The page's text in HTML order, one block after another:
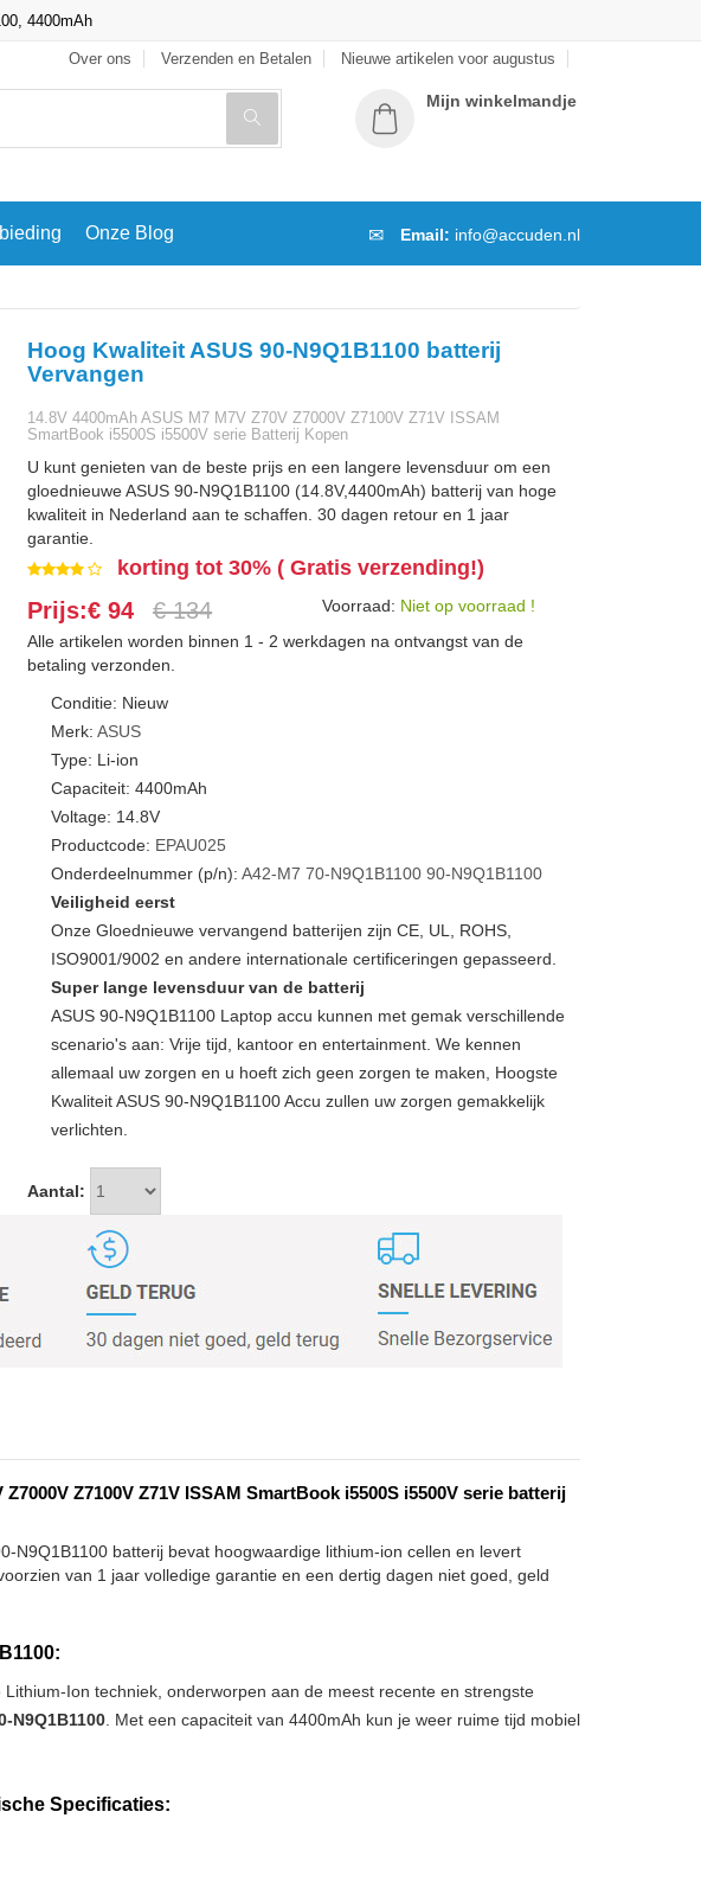
4400mAh
Over ons Verzenden en Betalen Nieuwe artikelen voor augustus
Mijn winkelmandje
Onze Blog Email: info@accuden.nl
Hoog Kwaliteit ASUS 90-N9Q1B1100 batterij
Vervangen
14.8V 4400mAh ASUS M7 M7V Z70V Z7000V Z7100V Z71V ISSAM
SmartBook i5500S i5500V serie Batterij Kopen
U kunt genieten van de beste prijs en een langere levensduur om een
gloednieuwe ASUS 90-N9Q1B1100 (14.8V,4400mAh) batterij van hoge
kwaliteit in Nederland aan te schaffen. 30 dagen retour en 1 jaar
garantie.
korting tot 30% ( Gratis verzending!)
Prijs:€ 94 € 134 Voorraad: Niet op voorraad !
Alle artikelen worden binnen 1 - 2 werkdagen na ontvangst van de
betaling verzonden.
Conditie: Nieuw
Merk:ASUS
Type: Li-ion
Capaciteit: 4400mAh
Voltage: 14.8V
Productcode: EPAU025
Onderdeelnummer (p/n):A42-M7 70-N9Q1B1100 90-N9Q1B1100
Veiligheid eerst
Onze Gloednieuwe vervangend batterijen zijn CE, UL, ROHS,
ISO9001/9002 en andere internationale certificeringen gepasseerd.
Super lange levensduur van de batterij
ASUS 90-N9Q1B1100 Laptop accu kunnen met gemak verschillende
scenario's aan: Vrije tijd, kantoor en entertainment. We kennen
allemaal uw zorgen en u hoeft zich geen zorgen te maken, Hoogste
Kwaliteit ASUS 90-N9Q1B1100 Accu zullen uw zorgen gemakkelijk
verlichten.
Aantal:
Z7000V Z7100V Z71V ISSAM SmartBook i5500S i5500V serie batterij
N9Q1B1100 batterij bevat hoogwaardige lithium-ion cellen en levert
van 1 jaar volledige garantie en een dertig dagen niet goed, geld
Ion techniek, onderworpen aan de meest recente en strengste
N9Q1B1100. Met een capaciteit van 4400mAh kun je weer ruime tijd mobiel
Specificaties: